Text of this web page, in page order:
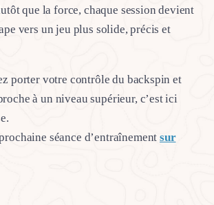
que la force, chaque session devient
vers un jeu plus solide, précis et
porter votre contrôle du backspin et
à un niveau supérieur, c’est ici
séance d’entraînementsur